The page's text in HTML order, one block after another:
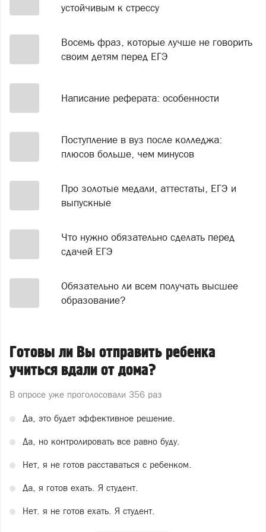
устойчивым к стрессу
Восемь фраз, которые лучше не говорить
своим детям перед ЕГЭ
Написание реферата: особенности
Поступление в вуз после колледжа:
плюсов больше, чем минусов
Про золотые медали, аттестаты, ЕГЭ и
выпускные
Что нужно обязательно сделать перед
сдачей ЕГЭ
Обязательно ли всем получать высшее
образование?
Готовы ли Вы отправить ребенка
учиться вдали от дома?
В опросе уже проголосовали 356 раз
Да, это будет эффективное решение.
Да, но контролировать все равно буду.
Нет, я не готов расставаться с ребенком.
Да, я готов ехать. Я студент.
Нет. я не готов ехать. Я студент.